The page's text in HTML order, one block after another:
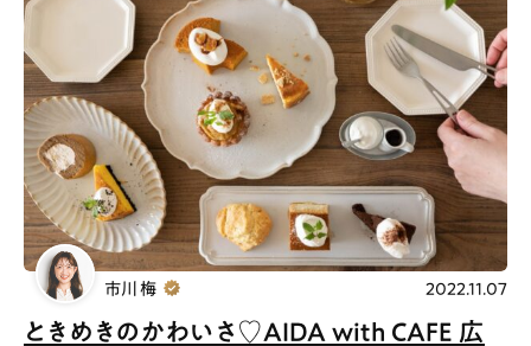
ときめきのかわいさ♡AIDA with CAFE 広
市川 梅 2022.11.07